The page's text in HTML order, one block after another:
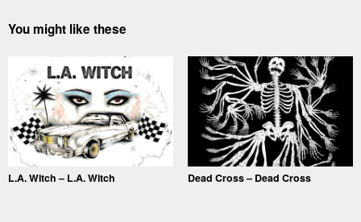
You might like these
L.A. Witch – L.A. Witch Dead Cross – Dead Cross